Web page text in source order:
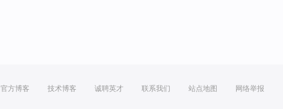
官方博客 技术博客 诚聘英才 联系我们 站点地图 网络举报